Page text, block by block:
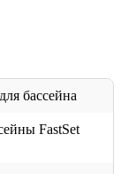
бассейна
FastSet